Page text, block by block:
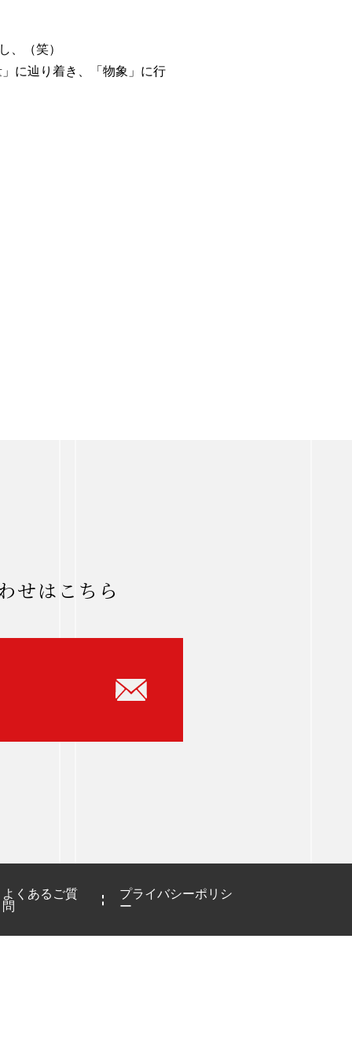
（笑）
に辿り着き、「物象」に行
せはこちら
よくあるご質
問
プライバシーポリシ
ー